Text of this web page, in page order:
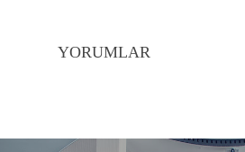
YORUMLAR